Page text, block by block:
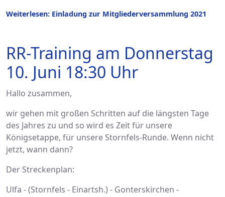
Weiterlesen: Einladung zur Mitgliederversammlung 2021
RR-Training am Donnerstag
10. Juni 18:30 Uhr
Hallo zusammen,
wir gehen mit großen Schritten auf die längsten Tage
des Jahres zu und so wird es Zeit für unsere
Königsetappe, für unsere Stornfels-Runde. Wenn nicht
jetzt, wann dann?
Der Streckenplan:
Ulfa - (Stornfels - Einartsh.) - Gonterskirchen -